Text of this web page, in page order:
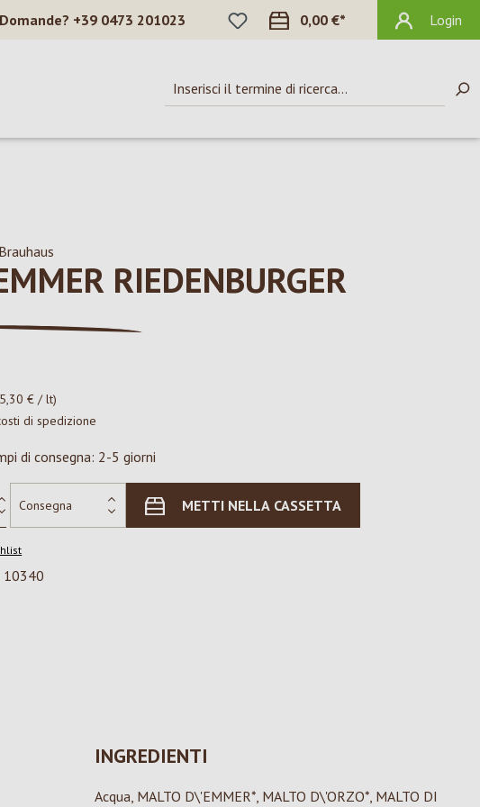
Domande? +39 0473 201023
HAI 0 ARTICOLI NELLA LISTA DEI
0,00 €* Login
RIEDENBURGER
€ / lt)
di spedizione
di consegna: 2-5 giorni
METTI NELLA CASSETTA
10340
INGREDIENTI
Acqua, MALTO D\'EMMER*, MALTO D\'ORZO*, MALTO DI